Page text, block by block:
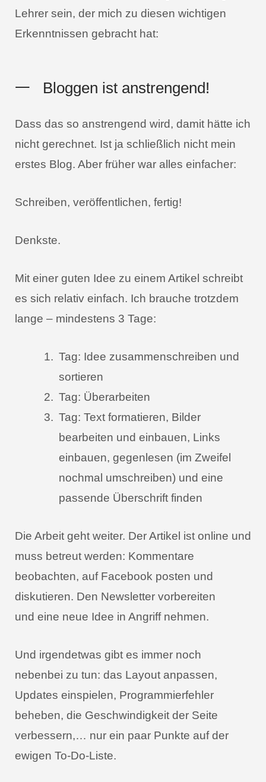
Lehrer sein, der mich zu diesen wichtigen
Erkenntnissen gebracht hat:
一 Bloggen ist anstrengend!
Dass das so anstrengend wird, damit hätte ich
nicht gerechnet. Ist ja schließlich nicht mein
erstes Blog. Aber früher war alles einfacher:
Schreiben, veröffentlichen, fertig!
Denkste.
Mit einer guten Idee zu einem Artikel schreibt
es sich relativ einfach. Ich brauche trotzdem
lange – mindestens 3 Tage:
Tag: Idee zusammenschreiben und
sortieren
Tag: Überarbeiten
Tag: Text formatieren, Bilder
bearbeiten und einbauen, Links
einbauen, gegenlesen (im Zweifel
nochmal umschreiben) und eine
passende Überschrift finden
Die Arbeit geht weiter. Der Artikel ist online und
muss betreut werden: Kommentare
beobachten, auf Facebook posten und
diskutieren. Den Newsletter vorbereiten
und eine neue Idee in Angriff nehmen.
Und irgendetwas gibt es immer noch
nebenbei zu tun: das Layout anpassen,
Updates einspielen, Programmierfehler
beheben, die Geschwindigkeit der Seite
verbessern,… nur ein paar Punkte auf der
ewigen To-Do-Liste.